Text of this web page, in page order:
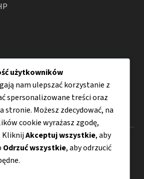
użytkowników
nam ulepszać korzystanie z
spersonalizowane treści oraz
stronie. Możesz zdecydować, na
cookie wyrażasz zgodę,
KliknijAkceptuj wszystkie, aby
Odrzuć wszystkie, aby odrzucić